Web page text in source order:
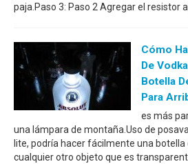
paja.Paso 3: Paso 2 Agregar el resistor
Cómo
De
Botella
Para
es más
una lámpara de montaña.Uso de
lite, podría hacer fácilmente una botella
cualquier otro objeto que es